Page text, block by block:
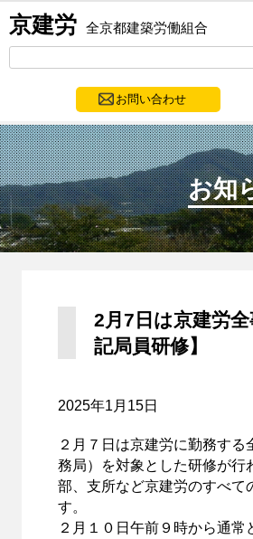
京建労 全京都建築労働組合
お問い合わせ
お知
2月7日は京建労
記局員研修】
2025年1月15日
２月７日は京建労に勤務す
務局）を対象とした研修が行
部、支所など京建労のすべて
す。
２月１０日午前９時から通常